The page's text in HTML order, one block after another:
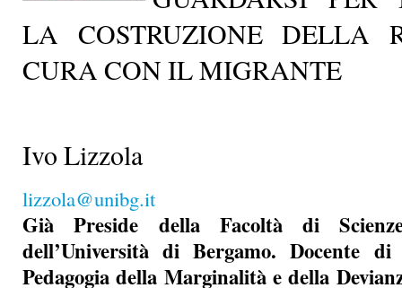
Ivo Lizzola
lizzola@unibg.it
Già Preside della Facoltà di
Pedagogia della Marginalità e della
Ricerca Interdisciplinare Scienze
(CRISUSM). Promuove numerosi
a livello nazionale, attraverso attività di
campo della bioetica e della promozione
sociale, sanitario ed educativo.